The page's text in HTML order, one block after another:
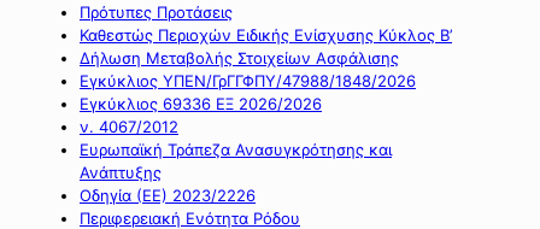
Πρότυπες Προτάσεις
Καθεστώς Περιοχών Ειδικής Ενίσχυσης Κύκλος Β’
Δήλωση Μεταβολής Στοιχείων Ασφάλισης
Εγκύκλιος ΥΠΕΝ/ΓρΓΓΦΠΥ/47988/1848/2026
Εγκύκλιος 69336 ΕΞ 2026/2026
ν. 4067/2012
Ευρωπαϊκή Τράπεζα Ανασυγκρότησης και
Ανάπτυξης
Οδηγία (ΕΕ) 2023/2226
Περιφερειακή Ενότητα Ρόδου